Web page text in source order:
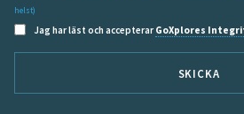
helst)
Jag har läst och accepterar GoXplores
SKICKA